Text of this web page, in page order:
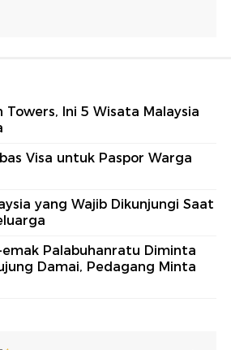
Towers, Ini 5 Wisata Malaysia
Visa untuk Paspor Warga
yang Wajib Dikunjungi Saat
Palabuhanratu Diminta
Damai, Pedagang Minta